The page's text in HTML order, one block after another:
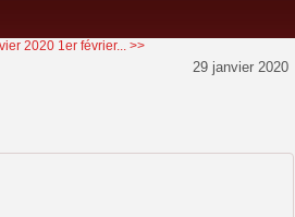
2020 1er février... >>
29 janvier 2020